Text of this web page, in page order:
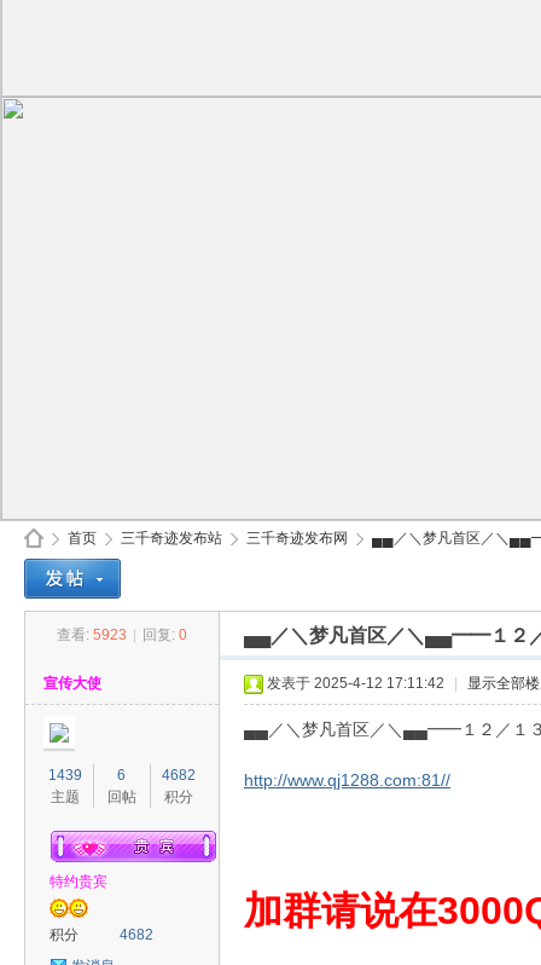
首页
›
三千奇迹发布站 三千奇迹发布网
›
▄▄／＼梦凡首区／＼
查看: 5923 回复: 0 ▄▄／＼梦凡首区／＼▄▄━━１２
宣传大使
1439
主题
6
回帖
4682
积分
特约贵宾
积分
4682
发表于 2025-4-12 17:11:42 显示全部
▄▄／＼梦凡首区／＼▄▄━━１２／１
http://www.qj1288.com:81//
加群请说在